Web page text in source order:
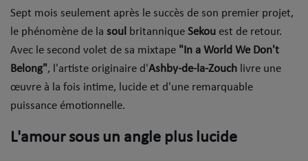
5 bonnes raisons
Dans la Street
C quoi ton Actu ?
Dans ton Téléphone
Mic 2 Rue
​Sept mois seulement après le succès de son premier projet,
le phénomène de la soul britannique Sekou est de retour.
Avec le second volet de sa mixtape "In a World We Don't
Belong", l'artiste originaire d'Ashby-de-la-Zouch livre une
œuvre à la fois intime, lucide et d'une remarquable
puissance émotionnelle.
​L'amour sous un angle plus lucide